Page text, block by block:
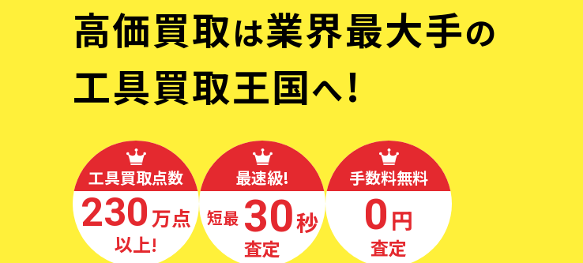
高価買取は業界最大手の
工具買取王国へ!
工具買取点数
230万点
以上!
最速級!
最短 30秒
査定
手数料無料
0 円
査定